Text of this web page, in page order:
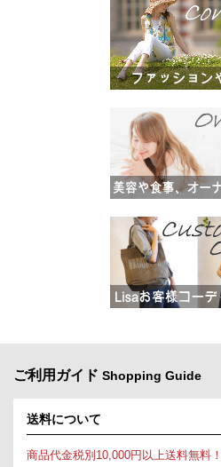
ご利用ガイド Shopping Guide
送料について
商品代金税別10,000円以上送料無料